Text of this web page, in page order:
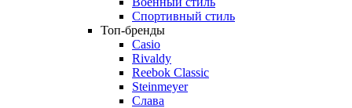
Спортивный стиль
Топ-бренды
Casio
Rivaldy
Reebok Classic
Steinmeyer
Слава